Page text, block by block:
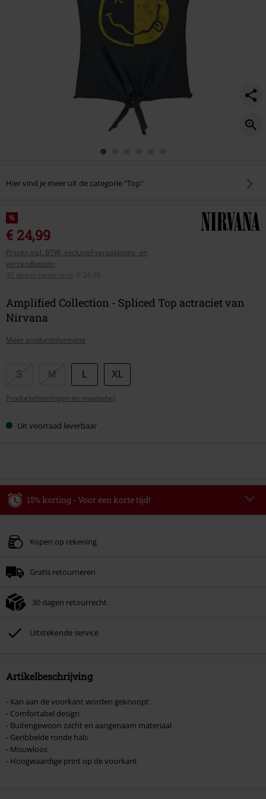
Hier vind je meer uit de categorie "Top"
%
€ 24,99
Prijzen incl. BTW, exclusief verpakkings- en
verzendkosten
30 dagen beste prijs
€ 24,99
Amplified Collection - Spliced Top actraciet van
Nirvana
Meer productinformatie
Kies
maat
S M XL
Productafmetingen en maattabel
Uit voorraad leverbaar
15% korting - Voor een korte tijd!
Geldig t/m 09-08-2026
Zodra je de code hebt ingevoerd, wordt de korting automatisch verrekend in
Kan niet gecombineerd worden met andere kortingscodes. Boeken, media,
Toten Hosen, Metality, cadeaubonnen en artikelen met een inbegrepen
donatie zijn uitgesloten van de korting.
Kopen op rekening
Gratis retourneren
30 dagen retourrecht
Uitstekende service
Artikelbeschrijving
- Kan aan de voorkant worden geknoopt
- Comfortabel design
- Buitengewoon zacht en aangenaam materiaal
- Geribbelde ronde hals
- Mouwloos
- Hoogwaardige print op de voorkant